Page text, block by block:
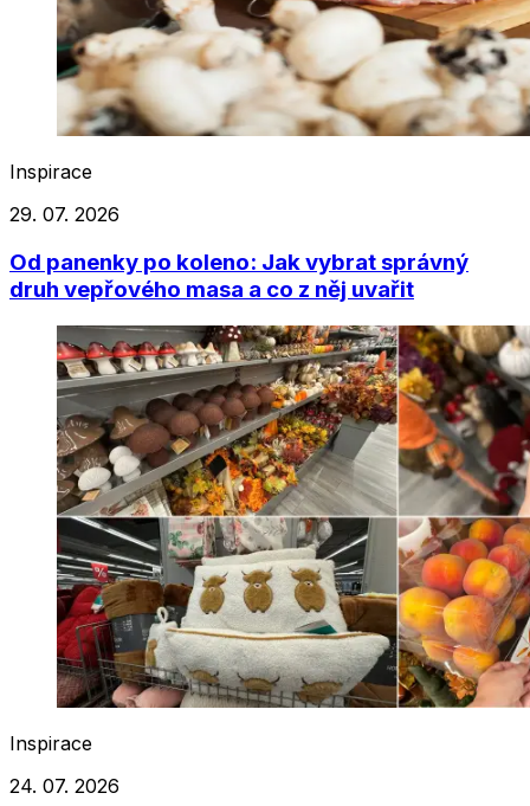
Inspirace
29. 07. 2026
Od panenky po koleno: Jak vybrat správný
druh vepřového masa a co z něj uvařit
Inspirace
24. 07. 2026